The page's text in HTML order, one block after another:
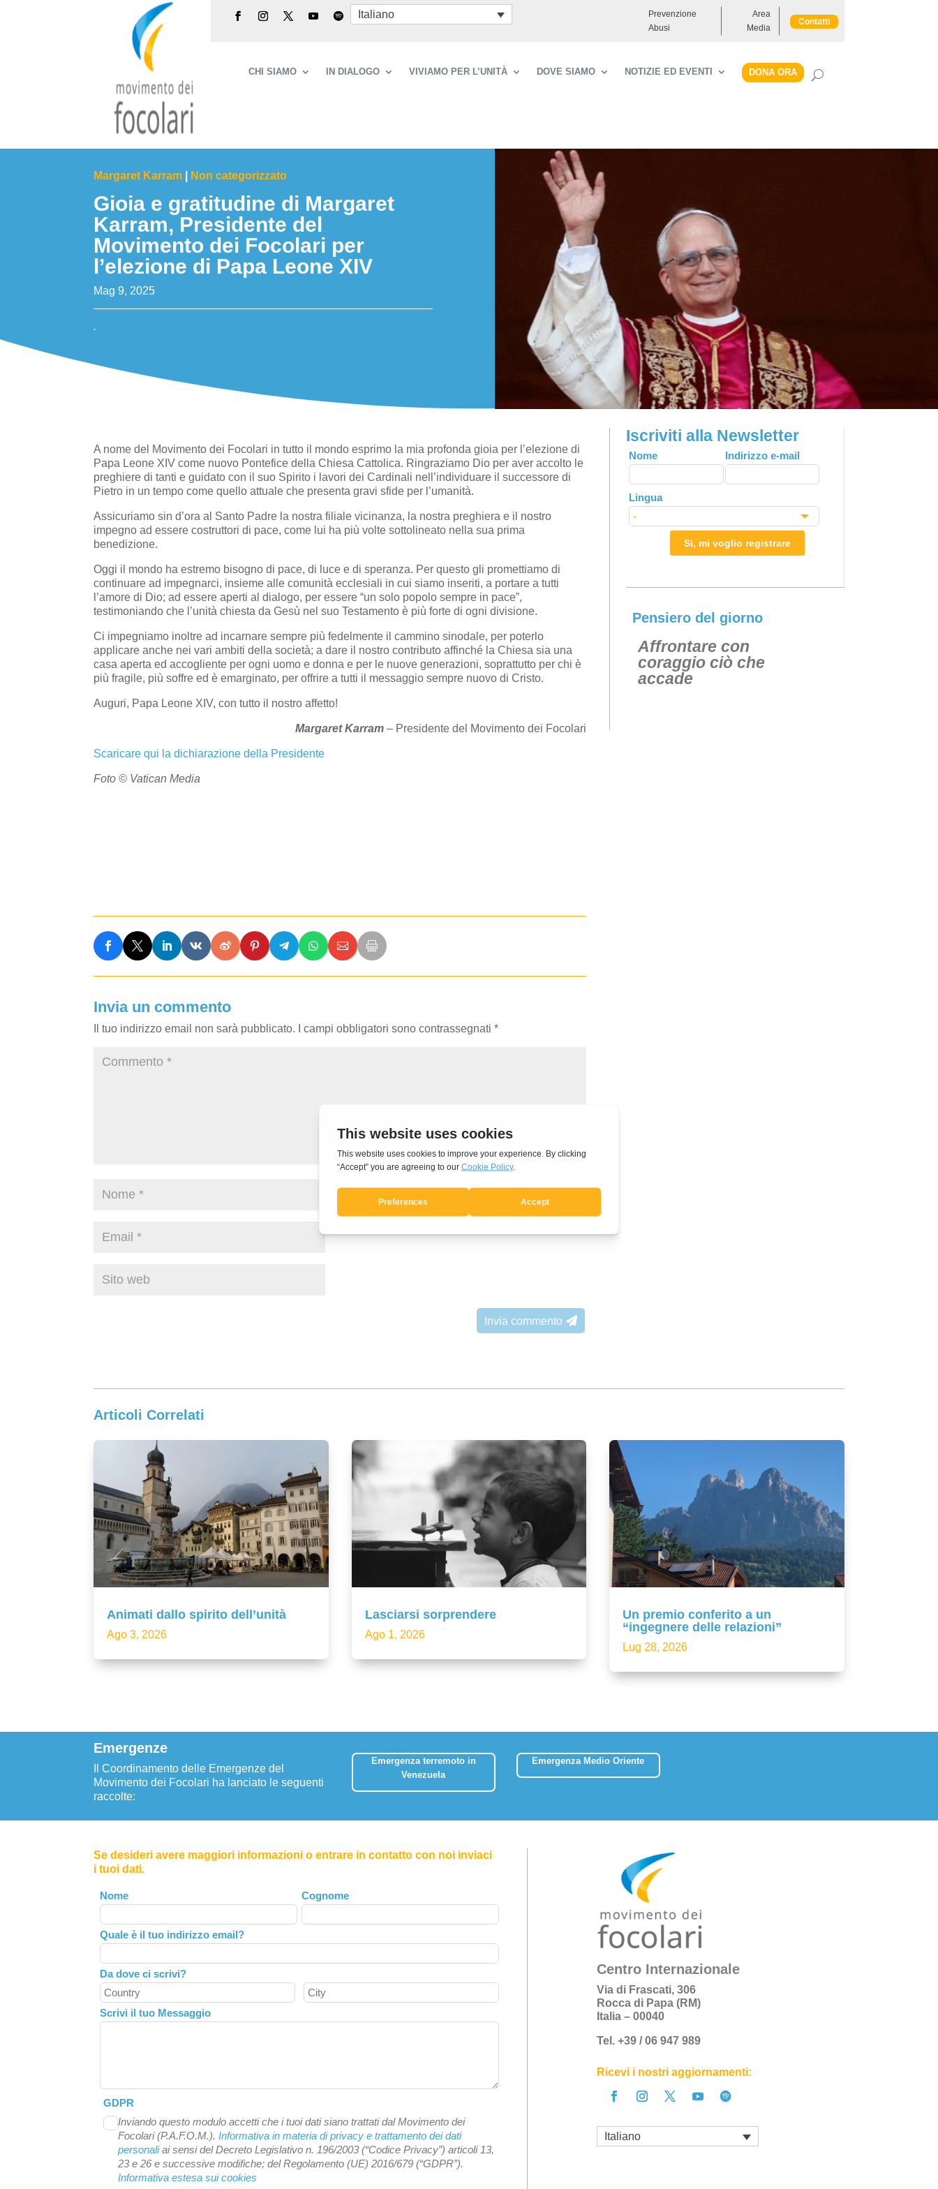
Italiano
Prevenzione
Abusi
Area
Media
Contatti
CHI SIAMO IN DIALOGO VIVIAMO PER L’UNITÀ DOVE SIAMO NOTIZIE ED EVENTI DONA ORA
Margaret Karram Non categorizzato
Gioia e gratitudine di Margaret
Karram, Presidente del
Movimento dei Focolari per
l’elezione di Papa Leone XIV
Mag 9, 2025
.
A nome del Movimento dei Focolari in tutto il mondo esprimo la mia profonda gioia per l’elezione di
Papa Leone XIV come nuovo Pontefice della Chiesa Cattolica. Ringraziamo Dio per aver accolto le
preghiere di tanti e guidato con il suo Spirito i lavori dei Cardinali nell’individuare il successore di
Pietro in un tempo come quello attuale che presenta gravi sfide per l’umanità.
Assicuriamo sin d’ora al Santo Padre la nostra filiale vicinanza, la nostra preghiera e il nostro
impegno ad essere costruttori di pace, come lui ha più volte sottolineato nella sua prima
benedizione.
Oggi il mondo ha estremo bisogno di pace, di luce e di speranza. Per questo gli promettiamo di
continuare ad impegnarci, insieme alle comunità ecclesiali in cui siamo inseriti, a portare a tutti
l’amore di Dio; ad essere aperti al dialogo, per essere “un solo popolo sempre in pace”,
testimoniando che l’unità chiesta da Gesù nel suo Testamento è più forte di ogni divisione.
Ci impegniamo inoltre ad incarnare sempre più fedelmente il cammino sinodale, per poterlo
applicare anche nei vari ambiti della società; a dare il nostro contributo affinché la Chiesa sia una
casa aperta ed accogliente per ogni uomo e donna e per le nuove generazioni, soprattutto per chi è
più fragile, più soffre ed è emarginato, per offrire a tutti il messaggio sempre nuovo di Cristo.
Auguri, Papa Leone XIV, con tutto il nostro affetto!
Margaret Karram – Presidente del Movimento dei Focolari
Scaricare qui la dichiarazione della Presidente
Foto © Vatican Media
Invia un commento
Il tuo indirizzo email non sarà pubblicato. I campi obbligatori sono contrassegnati*
Invia commento
Iscriviti alla Newsletter
Leave
this
field
blank
Nome Indirizzo e-mail
Lingua
Si, mi voglio registrare
Pensiero del giorno
Affrontare con
coraggio ciò che
accade
Articoli Correlati
Animati dallo spirito dell’unità
Ago 3, 2026
Lasciarsi sorprendere
Ago 1, 2026
Un premio conferito a un
“ingegnere delle relazioni”
Lug 28, 2026
Emergenze
Il Coordinamento delle Emergenze del
Movimento dei Focolari ha lanciato le seguenti
raccolte:
Emergenza terremoto in
Venezuela
Emergenza Medio Oriente
Se desideri avere maggiori informazioni o entrare in contatto con noi inviaci
i tuoi dati.
Leave
this
field
blank
Nome Cognome
Quale è il tuo indirizzo email?
Da dove ci scrivi?
Scrivi il tuo Messaggio
GDPR
Inviando questo modulo accetti che i tuoi dati siano trattati dal Movimento dei
Focolari (P.A.F.O.M.).Informativa in materia di privacy e trattamento dei dati
personaliai sensi del Decreto Legislativo n. 196/2003 (“Codice Privacy”) articoli 13,
23 e 26 e successive modifiche; del Regolamento (UE) 2016/679 (“GDPR”).
Informativa estesa sui cookies
Centro Internazionale
Via di Frascati, 306
Rocca di Papa (RM)
Italia – 00040
Tel. +39 / 06 947 989
Ricevi i nostri aggiornamenti:
Italiano